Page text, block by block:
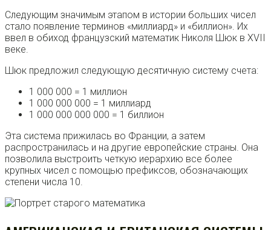
Следующим значимым этапом в истории больших чисел
стало появление терминов «миллиард» и «биллион». Их
ввел в обиход французский математик Николя Шюк в XVII
веке.
Шюк предложил следующую десятичную систему счета:
1 000 000 = 1 миллион
1 000 000 000 = 1 миллиард
1 000 000 000 000 = 1 биллион
Эта система прижилась во Франции, а затем
распространилась и на другие европейские страны. Она
позволила выстроить четкую иерархию все более
крупных чисел с помощью префиксов, обозначающих
степени числа 10.